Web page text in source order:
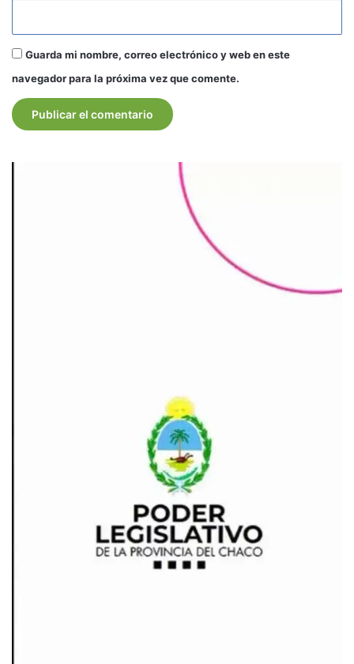
Guarda mi nombre, correo electrónico y web en este
navegador para la próxima vez que comente.